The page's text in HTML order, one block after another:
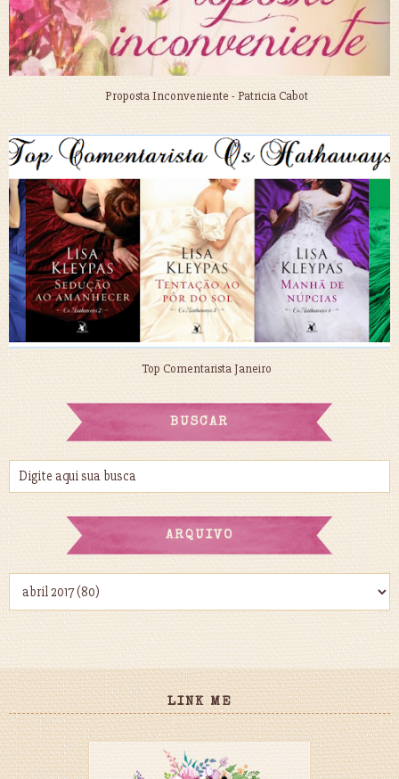
Proposta Inconveniente - Patricia Cabot
Top Comentarista Janeiro
BUSCAR
ARQUIVO
LINK ME